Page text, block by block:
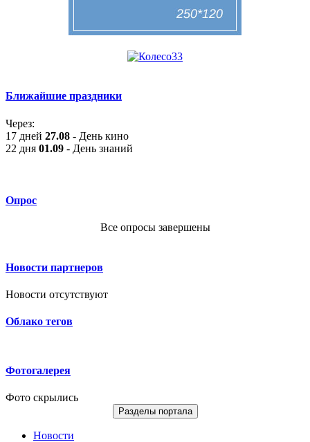
Ближайшие праздники
Через:
17 дней 27.08 - День кино
22 дня 01.09 - День знаний
Опрос
Все опросы завершены
Новости партнеров
Новости отсутствуют
Облако тегов
Фотогалерея
Фото скрылись
Разделы портала
Новости